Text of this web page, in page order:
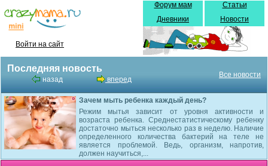
Войти на сайт
Форум мам
Дневники
Статьи
Новости
Последняя новость
назад вперед
Все новости
Зачем мыть ребенка каждый день?
Режим мытья зависит от уровня активности и
возраста ребенка. Среднестатистическому ребенку
достаточно мыться несколько раз в неделю. Наличие
определенного количества бактерий на теле не
является проблемой. Ведь, организм, напротив,
должен научиться,...